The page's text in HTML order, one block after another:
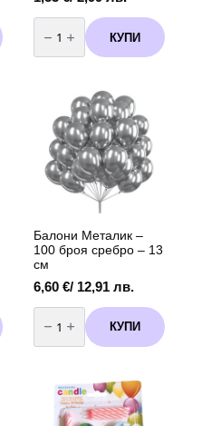
количество
за
Балони
хром
броя
КУПИ
Балони Металик –
100 броя сребро – 13
см
6,60 €/ 12,91 лв.
количество
за
Балони
Металик
броя
сребро
КУПИ